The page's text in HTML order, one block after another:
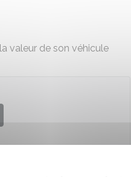
valeur de son véhicule